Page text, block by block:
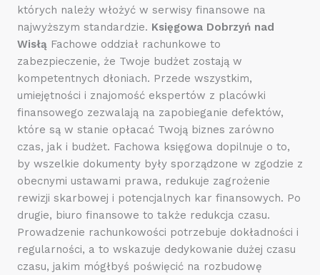
których należy włożyć w serwisy finansowe na
najwyższym standardzie. Księgowa Dobrzyń nad
Wisłą Fachowe oddział rachunkowe to
zabezpieczenie, że Twoje budżet zostają w
kompetentnych dłoniach. Przede wszystkim,
umiejętności i znajomość ekspertów z placówki
finansowego zezwalają na zapobieganie defektów,
które są w stanie opłacać Twoją biznes zarówno
czas, jak i budżet. Fachowa księgowa dopilnuje o to,
by wszelkie dokumenty były sporządzone w zgodzie z
obecnymi ustawami prawa, redukuje zagrożenie
rewizji skarbowej i potencjalnych kar finansowych. Po
drugie, biuro finansowe to także redukcja czasu.
Prowadzenie rachunkowości potrzebuje dokładności i
regularności, a to wskazuje dedykowanie dużej czasu
czasu, jakim mógłbyś poświęcić na rozbudowę